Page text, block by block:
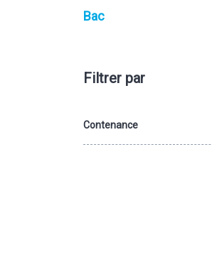
Bac
Filtrer par
Contenance